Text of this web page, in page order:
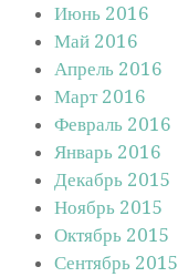
Июнь 2016
Май 2016
Апрель 2016
Март 2016
Февраль 2016
Январь 2016
Декабрь 2015
Ноябрь 2015
Октябрь 2015
Сентябрь 2015